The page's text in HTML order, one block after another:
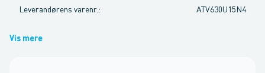
Leverandørens varenr. : ATV630U15N4
Vis mere